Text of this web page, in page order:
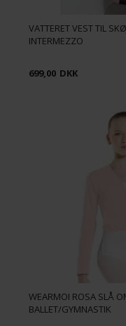
VATTERET VEST TIL
INTERMEZZO
699,00 DKK
WEARMOI ROSA SLÅ
BALLET/GYMNASTIK